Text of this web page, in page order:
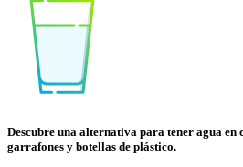
Descubre una alternativa para tener agua en
garrafones y botellas de plástico.